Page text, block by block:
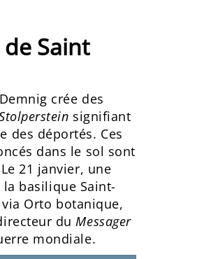
Saint
crée des
signifiant
des déportés. Ces
dans le sol sont
21 janvier, une
basilique Saint-
Orto botanique,
duMessager
mondiale.